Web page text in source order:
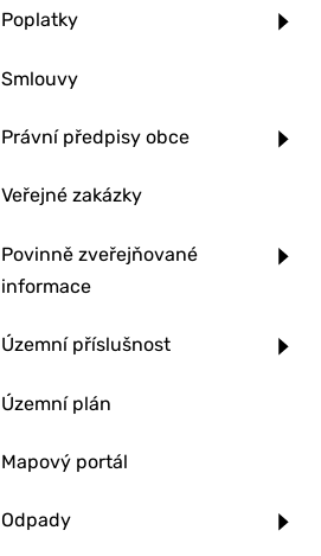
Poplatky
Smlouvy
Právní předpisy obce
Veřejné zakázky
Povinně zveřejňované
informace
Územní příslušnost
Územní plán
Mapový portál
Odpady